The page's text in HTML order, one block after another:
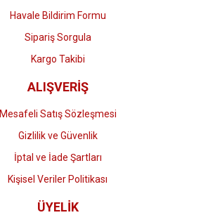
Gönder
Havale Bildirim Formu
Sipariş Sorgula
Kargo Takibi
ALIŞVERİŞ
Mesafeli Satış Sözleşmesi
Gizlilik ve Güvenlik
İptal ve İade Şartları
Kişisel Veriler Politikası
ÜYELİK